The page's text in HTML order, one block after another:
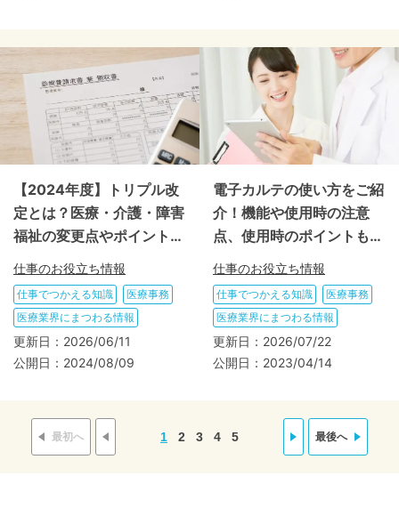
【2024年度】トリプル改
定とは？医療・介護・障害
福祉の変更点やポイントを
解説
仕事のお役立ち情報
仕事でつかえる知識
医療事務
医療業界にまつわる情報
更新日： 2026/06/11
公開日： 2024/08/09
電子カルテの使い方をご紹
介！機能や使用時の注意
点、使用時のポイントも解
説
仕事のお役立ち情報
仕事でつかえる知識
医療事務
医療業界にまつわる情報
更新日： 2026/07/22
公開日： 2023/04/14
最初へ 1 2 3 4 5 最後へ